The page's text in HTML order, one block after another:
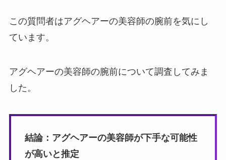
この質問者はアグヘアーの美容師の腕前を気にし
ています。
アグヘアーの美容師の腕前について調査してみま
した。
結論：アグヘアーの美容師が下手な可能性
が高いと推定